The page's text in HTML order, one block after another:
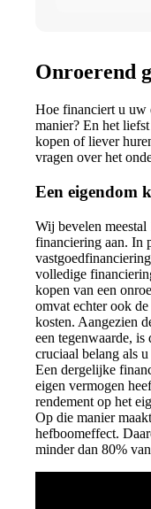
Onroerend
Hoe financiert u uw
manier? En het
kopen of liever
vragen over het
Een eigendom
Wij bevelen
financiering aan. In
volledige
kopen van een
omvat echter ook
kosten. Aangezien
een tegenwaarde, is
cruciaal belang als
Een dergelijke
eigen vermogen
rendement op het
Op die manier
hefboomeffect.
minder dan 80%